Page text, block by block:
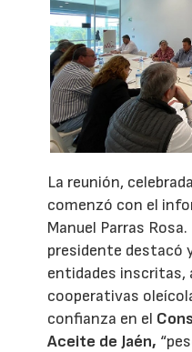
La reunión,
comenzó con el
Manuel Parras
presidente destacó
entidades inscritas,
cooperativas
confianza en el
Aceite de Jaén,